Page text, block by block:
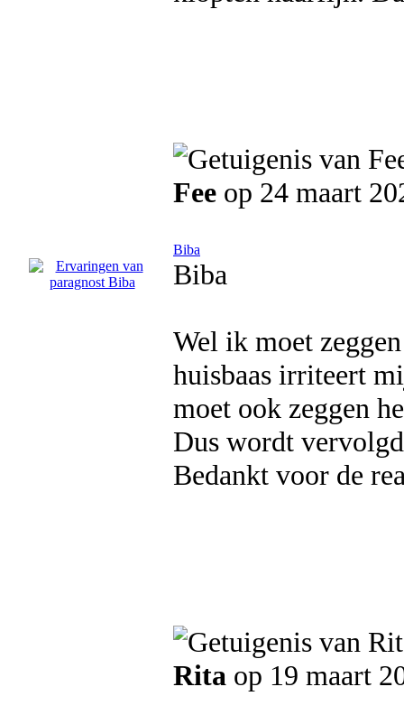
Fee op 24 maart
Biba
Biba
Wel ik moet
huisbaas irriteert
moet ook zeggen
Dus wordt vervolgd
Bedankt voor de
Rita op 19 maart